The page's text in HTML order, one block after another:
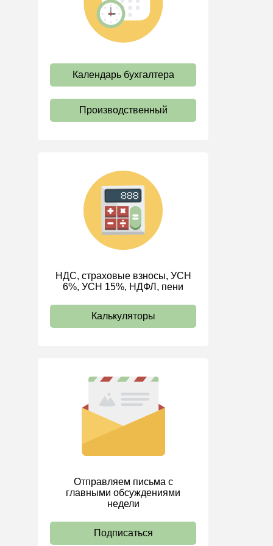
труда
Отпуск и время отдыха
Ответственность и
взыскания
Пенсии
должностные инструкции
Трудовые книжки
Кадровые документы и
образцы
Персональные данные
ИП
Календарь бухгалтера
Производственный
НДС, страховые взносы, УСН
6%, УСН 15%, НДФЛ, пени
Калькуляторы
Отправляем письма с
главными обсуждениями
недели
Подписаться